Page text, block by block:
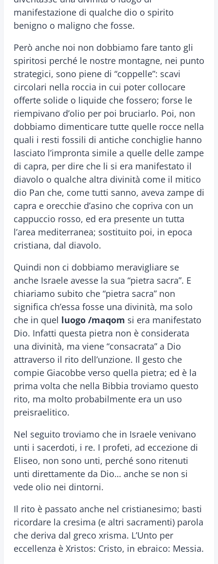
manifestazione di qualche dio o spirito
benigno o maligno che fosse.
Però anche noi non dobbiamo fare tanto gli
spiritosi perché le nostre montagne, nei punto
strategici, sono piene di “coppelle”: scavi
circolari nella roccia in cui poter collocare
offerte solide o liquide che fossero; forse le
riempivano d’olio per poi bruciarlo. Poi, non
dobbiamo dimenticare tutte quelle rocce nella
quali i resti fossili di antiche conchiglie hanno
lasciato l’impronta simile a quelle delle zampe
di capra, per dire che li si era manifestato il
diavolo o qualche altra divinità come il mitico
dio Pan che, come tutti sanno, aveva zampe di
capra e orecchie d’asino che copriva con un
cappuccio rosso, ed era presente un tutta
l’area mediterranea; sostituito poi, in epoca
cristiana, dal diavolo.
Quindi non ci dobbiamo meravigliare se
anche Israele avesse la sua “pietra sacra”. E
chiariamo subito che “pietra sacra” non
significa ch’essa fosse una divinità, ma solo
che in quel luogo /maqom si era manifestato
Dio. Infatti questa pietra non è considerata
una divinità, ma viene “consacrata” a Dio
attraverso il rito dell’unzione. Il gesto che
compie Giacobbe verso quella pietra; ed è la
prima volta che nella Bibbia troviamo questo
rito, ma molto probabilmente era un uso
preisraelitico.
Nel seguito troviamo che in Israele venivano
unti i sacerdoti, i re. I profeti, ad eccezione di
Eliseo, non sono unti, perché sono ritenuti
unti direttamente da Dio… anche se non si
vede olio nei dintorni.
Il rito è passato anche nel cristianesimo; basti
ricordare la cresima (e altri sacramenti) parola
che deriva dal greco xrisma. L’Unto per
eccellenza è Xristos: Cristo, in ebraico: Messia.